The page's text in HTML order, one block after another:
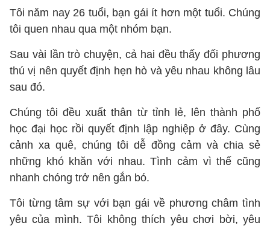
Tôi năm nay 26 tuổi, bạn gái ít hơn một tuổi. Chúng
tôi quen nhau qua một nhóm bạn.
Sau vài lần trò chuyện, cả hai đều thấy đối phương
thú vị nên quyết định hẹn hò và yêu nhau không lâu
sau đó.
Chúng tôi đều xuất thân từ tỉnh lẻ, lên thành phố
học đại học rồi quyết định lập nghiệp ở đây. Cùng
cảnh xa quê, chúng tôi dễ đồng cảm và chia sẻ
những khó khăn với nhau. Tình cảm vì thế cũng
nhanh chóng trở nên gắn bó.
Tôi từng tâm sự với bạn gái về phương châm tình
yêu của mình. Tôi không thích yêu chơi bời, yêu